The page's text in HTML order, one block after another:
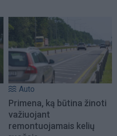
Auto
Primena, ką būtina žinoti
važiuojant
remontuojamais kelių